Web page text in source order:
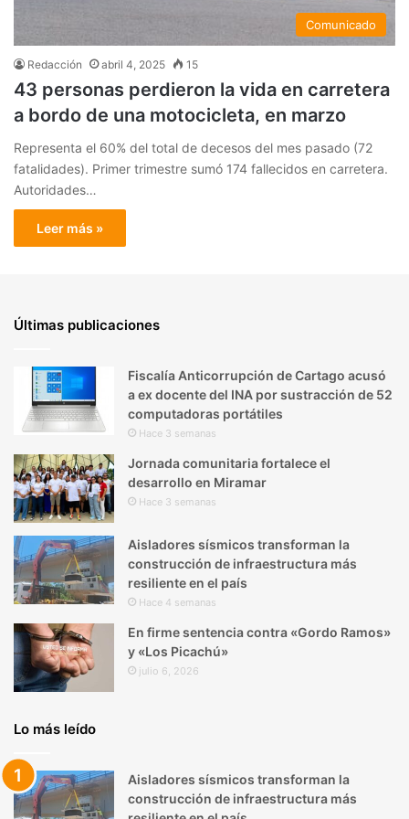
Comunicado
Redacción abril 4, 2025 15
43 personas perdieron la vida en carretera
a bordo de una motocicleta, en marzo
Representa el 60% del total de decesos del mes pasado (72
fatalidades). Primer trimestre sumó 174 fallecidos en carretera.
Autoridades…
Leer más »
Últimas publicaciones
Fiscalía Anticorrupción de Cartago acusó
a ex docente del INA por sustracción de 52
computadoras portátiles
Hace 3 semanas
Jornada comunitaria fortalece el
desarrollo en Miramar
Hace 3 semanas
Aisladores sísmicos transforman la
construcción de infraestructura más
resiliente en el país
Hace 4 semanas
En firme sentencia contra «Gordo Ramos»
y «Los Picachú»
julio 6, 2026
Lo más leído
Aisladores sísmicos transforman la
construcción de infraestructura más